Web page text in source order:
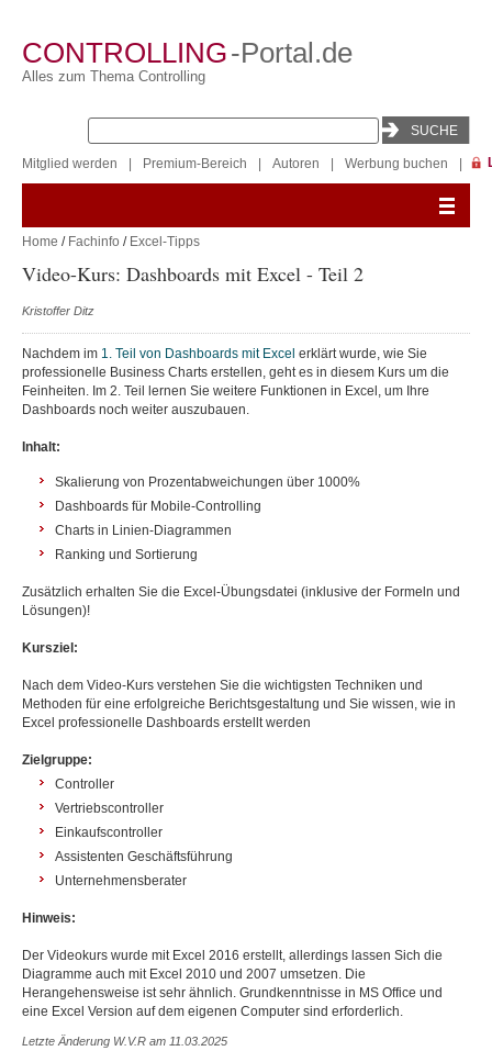
CONTROLLING-Portal.de
Alles zum Thema Controlling
Mitglied werden Premium-Bereich Autoren Werbung buchen
Home / Fachinfo / Excel-Tipps
Video-Kurs: Dashboards mit Excel - Teil 2
Kristoffer Ditz
Nachdem im 1. Teil von Dashboards mit Excel erklärt wurde, wie Sie
professionelle Business Charts erstellen, geht es in diesem Kurs um die
Feinheiten. Im 2. Teil lernen Sie weitere Funktionen in Excel, um Ihre
Dashboards noch weiter auszubauen.
Inhalt:
Skalierung von Prozentabweichungen über 1000%
Dashboards für Mobile-Controlling
Charts in Linien-Diagrammen
Ranking und Sortierung
Zusätzlich erhalten Sie die Excel-Übungsdatei (inklusive der Formeln und
Lösungen)!
Kursziel:
Nach dem Video-Kurs verstehen Sie die wichtigsten Techniken und
Methoden für eine erfolgreiche Berichtsgestaltung und Sie wissen, wie in
Excel professionelle Dashboards erstellt werden
Zielgruppe:
Controller
Vertriebscontroller
Einkaufscontroller
Assistenten Geschäftsführung
Unternehmensberater
Hinweis:
Der Videokurs wurde mit Excel 2016 erstellt, allerdings lassen Sich die
Diagramme auch mit Excel 2010 und 2007 umsetzen. Die
Herangehensweise ist sehr ähnlich. Grundkenntnisse in MS Office und
eine Excel Version auf dem eigenen Computer sind erforderlich.
Letzte Änderung W.V.R am 11.03.2025